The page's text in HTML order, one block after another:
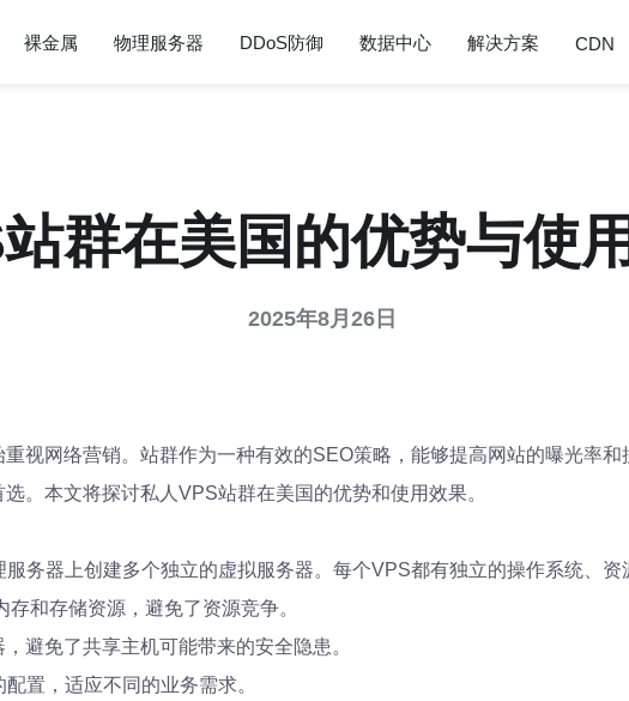
裸金属 物理服务器 DDoS防御 数据中心 解决方案 CDN
群在美国的优势与使
2025年8月26日
视网络营销。站群作为一种有效的SEO策略，能够提高网站的曝光率
。本文将探讨私人VPS站群在美国的优势和使用效果。
务器上创建多个独立的虚拟服务器。每个VPS都有独立的操作系统、资
和存储资源，避免了资源竞争。
避免了共享主机可能带来的安全隐患。
置，适应不同的业务需求。